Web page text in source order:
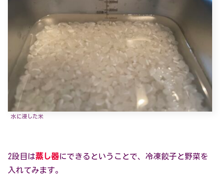
水に浸した米
2段目は蒸し器にできるということで、冷凍餃子と野菜を
入れてみます。